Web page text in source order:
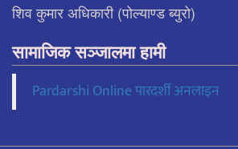
शिव कुमार अधिकारी (पोल्याण्ड ब्युरो)
सामाजिक सञ्जालमा हामी
Pardarshi Online पारदर्शी अनलाइन